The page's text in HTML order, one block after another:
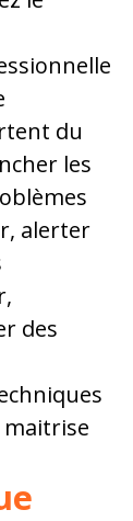
du
les
alerter
des